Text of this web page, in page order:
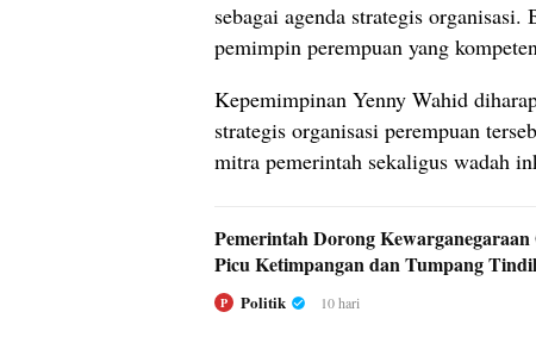
sebagai agenda strategis
pemimpin perempuan yang
Kepemimpinan Yenny Wahid
strategis organisasi perempuan
mitra pemerintah sekaligus wadah
Pemerintah Dorong
Picu Ketimpangan dan Tumpang
P Politik 10 hari